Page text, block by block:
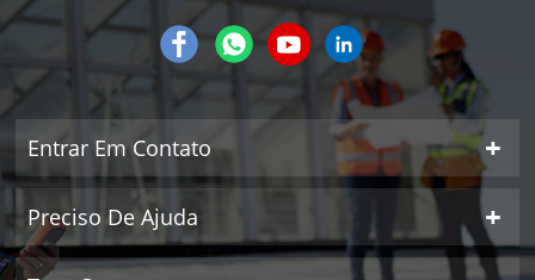
Entrar Em Contato
Preciso De Ajuda